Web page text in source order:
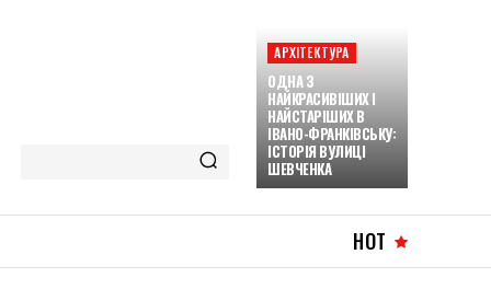
АРХІТЕКТУРА
ОДНА З
НАЙКРАСИВІШИХ І
НАЙСТАРІШИХ В
ІВАНО-ФРАНКІВСЬКУ:
ІСТОРІЯ ВУЛИЦІ
ШЕВЧЕНКА
HOT